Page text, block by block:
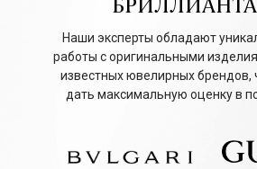
Наши эксперты обладают
работы с оригинальными
известных ювелирных брендов,
дать максимальную оценку в